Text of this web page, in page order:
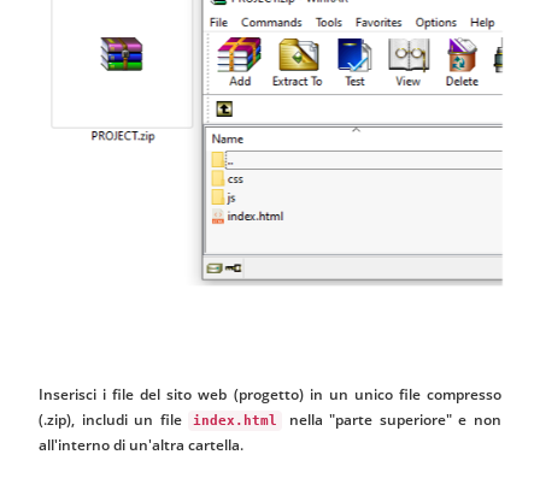
Inserisci i file del sito web (progetto) in un unico file compresso
(.zip), includi un file
index.html
nella "parte superiore" e non
all'interno di un'altra cartella.